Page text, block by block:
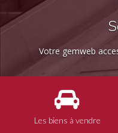
Votre gemweb
Les biens à vendre